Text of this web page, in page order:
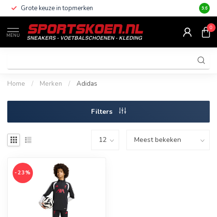
Grote keuze in topmerken Altijd
9.6
MENU
0
Home / Merken / Adidas
Filters
-23%